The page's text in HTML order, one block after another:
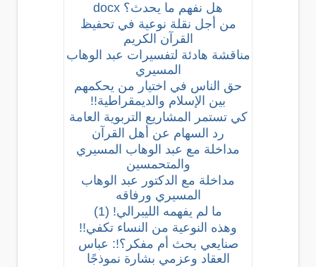
هل نفهم ما يحدث؟ docx
من أجل نقلة نوعية في تحفيظ
القرآن الكريم
مناقشة هادئة لتفسيرات عبد الوهاب
المسيري
حق الناس في اختيار من يحكمهم
بين الإسلام والديمقراطية!!
كي تستمر المشاريع التربوية العامة
رد السهام عن أهل القرآن
مداخلة مع عبد الوهاب المسيري
والمتحمسين
مداخلة مع الدكتور عبد الوهاب
المسيري ورفاقه
ما لم يفهمه الليبرالي! (1)
وهذه النوعية من النساء تكفي!!
صنايعي بحث أم مفكر؟!: عباس
العقاد وعزمي بشارة نموذجًا